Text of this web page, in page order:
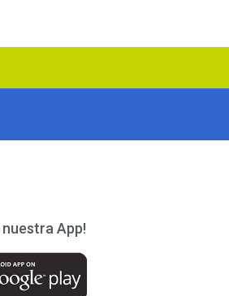
App!